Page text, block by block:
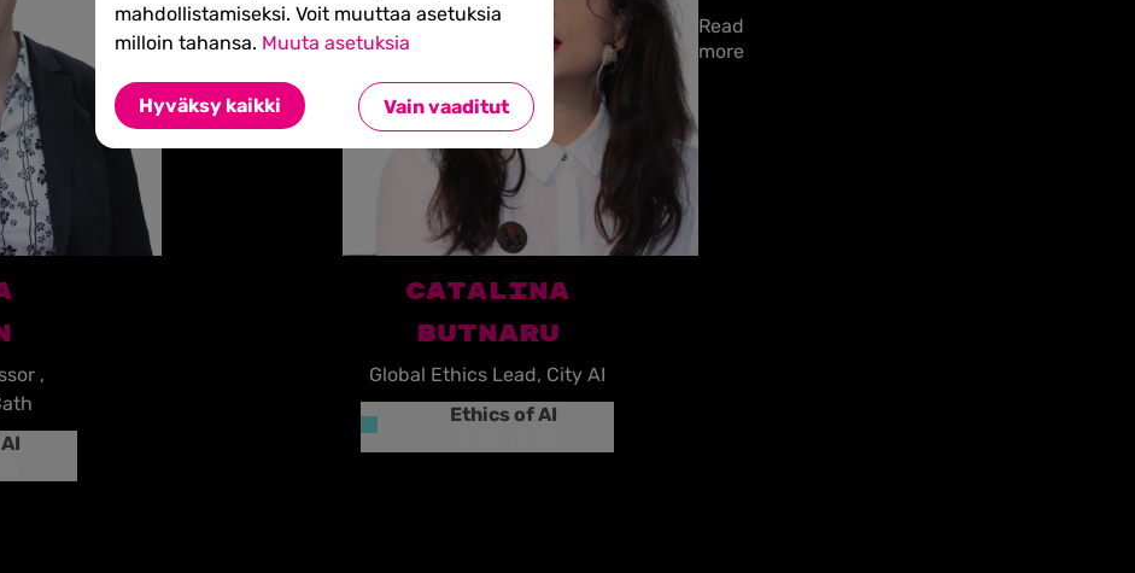
mahdollistamiseksi. Voit muuttaa asetuksia
milloin tahansa. Muuta asetuksia
Hyväksy kaikki Vain vaaditut
Read
more
,
Read
more
CATALINA
BUTNARU
Global Ethics Lead, City AI
Ethics of AI